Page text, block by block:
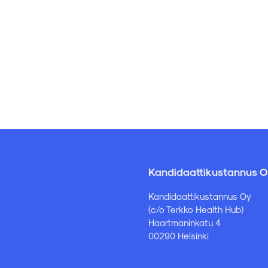
Kandidaattikustannus
Kandidaattikustannus Oy
(c/o Terkko Health Hub)
Haartmaninkatu 4
00290 Helsinki